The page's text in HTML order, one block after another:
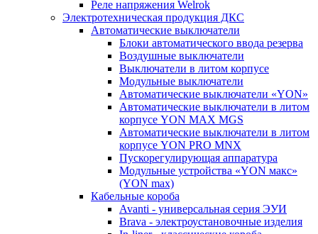
Реле напряжения Welrok
Электротехническая продукция ДКС
Автоматические выключатели
Блоки автоматического ввода резерва
Воздушные выключатели
Выключатели в литом корпусе
Модульные выключатели
Автоматические выключатели «YON»
Автоматические выключатели в литом
корпусе YON MAX MGS
Автоматические выключатели в литом
корпусе YON PRO MNX
Пускорегулирующая аппаратура
Модульные устройства «YON макс»
(YON max)
Кабельные короба
Avanti - универсальная серия ЭУИ
Brava - электроустановочные изделия